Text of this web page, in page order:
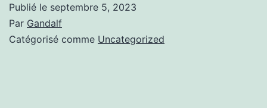
Publié le septembre 5, 2023
Par Gandalf
Catégorisé comme Uncategorized